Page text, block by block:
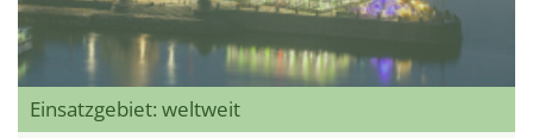
Einsatzgebiet: weltweit